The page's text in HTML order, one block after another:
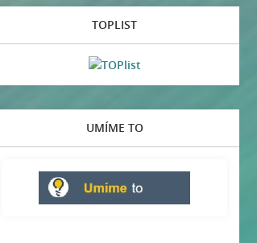
TOPLIST
UMÍME TO